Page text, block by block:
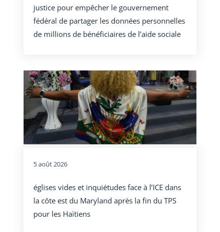
justice pour empêcher le gouvernement
fédéral de partager les données personnelles
de millions de bénéficiaires de l’aide sociale
5 août 2026
églises vides et inquiétudes face à l’ICE dans
la côte est du Maryland après la fin du TPS
pour les Haïtiens